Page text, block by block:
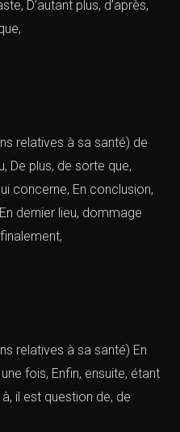
D’autant plus, d’après,
relatives à sa santé) de
De plus, de sorte que,
concerne, En conclusion,
dernier lieu, dommage
relatives à sa santé) En
fois, Enfin, ensuite, étant
il est question de, de